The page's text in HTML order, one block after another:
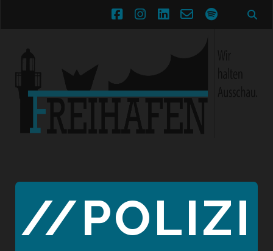
facebookinstagram
linkedin
email-spotify
//POLIZI